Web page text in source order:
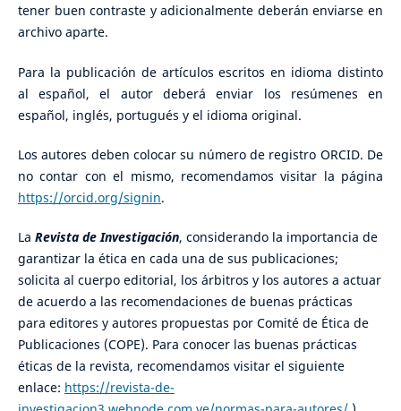
tener buen contraste y adicionalmente deberán enviarse en
archivo aparte.
Para la publicación de artículos escritos en idioma distinto
al español, el autor deberá enviar los resúmenes en
español, inglés, portugués y el idioma original.
Los autores deben colocar su número de registro ORCID. De
no contar con el mismo, recomendamos visitar la página
https://orcid.org/signin.
La Revista de Investigación, considerando la importancia de
garantizar la ética en cada una de sus publicaciones;
solicita al cuerpo editorial, los árbitros y los autores a actuar
de acuerdo a las recomendaciones de buenas prácticas
para editores y autores propuestas por Comité de Ética de
Publicaciones (COPE). Para conocer las buenas prácticas
éticas de la revista, recomendamos visitar el siguiente
enlace: https://revista-de-